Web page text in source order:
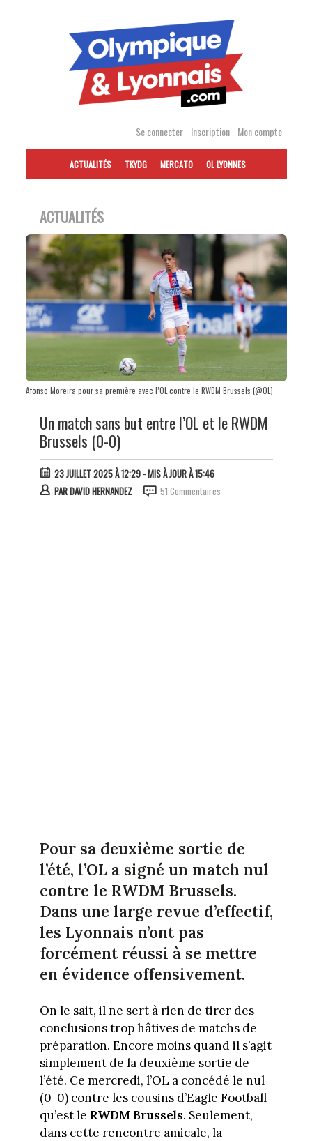
Se connecter Inscription Mon compte
ACTUALITÉS TKYDG MERCATO OL LYONNES
ACTUALITÉS
Afonso Moreira pour sa première avec l’OL contre le RWDM Brussels (@OL)
Un match sans but entre l’OL et le RWDM
Brussels (0-0)
23 JUILLET 2025 À 12:29- MIS À JOUR À 15:46
PARDAVID HERNANDEZ 51 Commentaires
Pour sa deuxième sortie de
l’été, l’OL a signé un match nul
contre le RWDM Brussels.
Dans une large revue d’effectif,
les Lyonnais n’ont pas
forcément réussi à se mettre
en évidence offensivement.
On le sait, il ne sert à rien de tirer des
conclusions trop hâtives de matchs de
préparation. Encore moins quand il s’agit
simplement de la deuxième sortie de
l’été. Ce mercredi, l’OL a concédé le nul
(0-0) contre les cousins d’Eagle Football
qu’est le RWDM Brussels. Seulement,
dans cette rencontre amicale, la